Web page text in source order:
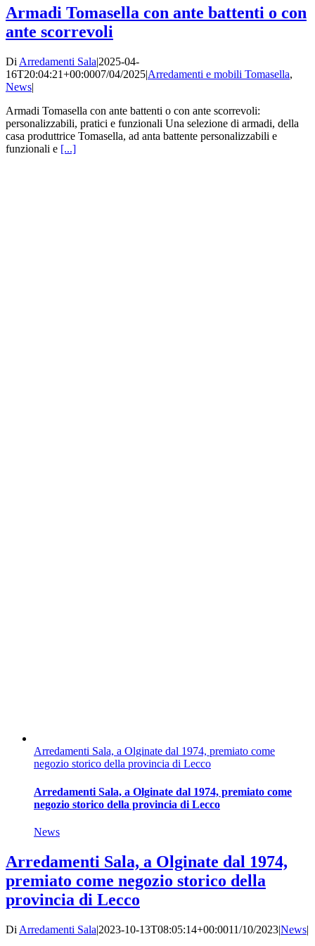
Armadi Tomasella con ante battenti o con
ante scorrevoli
Di Arredamenti Sala|2025-04-
16T20:04:21+00:0007/04/2025|Arredamenti e mobili Tomasella,
News|
Armadi Tomasella con ante battenti o con ante scorrevoli:
personalizzabili, pratici e funzionali Una selezione di armadi, della
casa produttrice Tomasella, ad anta battente personalizzabili e
funzionali e [...]
Arredamenti Sala, a Olginate dal 1974, premiato come
negozio storico della provincia di Lecco
Arredamenti Sala, a Olginate dal 1974, premiato come
negozio storico della provincia di Lecco
News
Arredamenti Sala, a Olginate dal 1974,
premiato come negozio storico della
provincia di Lecco
Di Arredamenti Sala|2023-10-13T08:05:14+00:0011/10/2023|News|